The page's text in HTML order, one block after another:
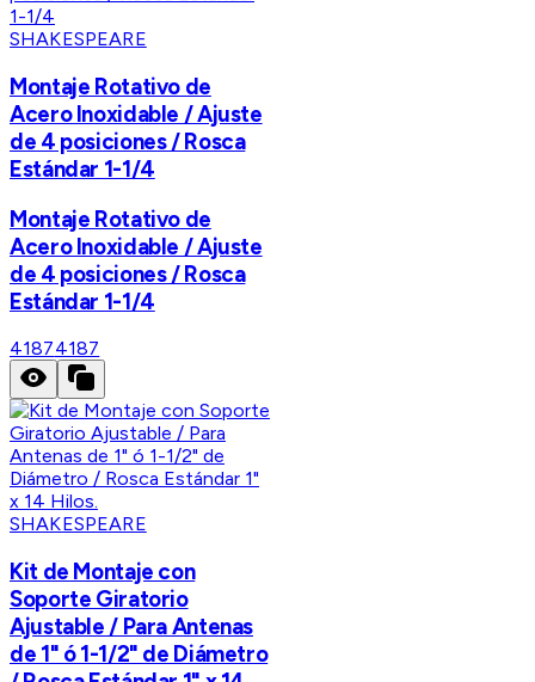
SHAKESPEARE
Montaje Rotativo de
Acero Inoxidable / Ajuste
de 4 posiciones / Rosca
Estándar 1-1/4
Montaje Rotativo de
Acero Inoxidable / Ajuste
de 4 posiciones / Rosca
Estándar 1-1/4
41874187
SHAKESPEARE
Kit de Montaje con
Soporte Giratorio
Ajustable / Para Antenas
de 1" ó 1-1/2" de Diámetro